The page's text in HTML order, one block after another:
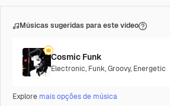
Músicas sugeridas para este vídeo
Cosmic Funk
Electronic, Funk,Groovy, Energetic
Explore mais opções de música